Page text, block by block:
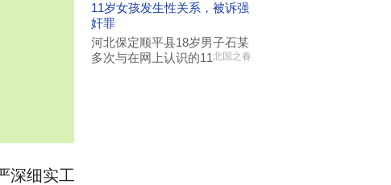
深细实工
11岁女孩发生性关系，被诉强
奸罪
河北保定顺平县18岁男子石某
多次与在网上认识的11北国之春